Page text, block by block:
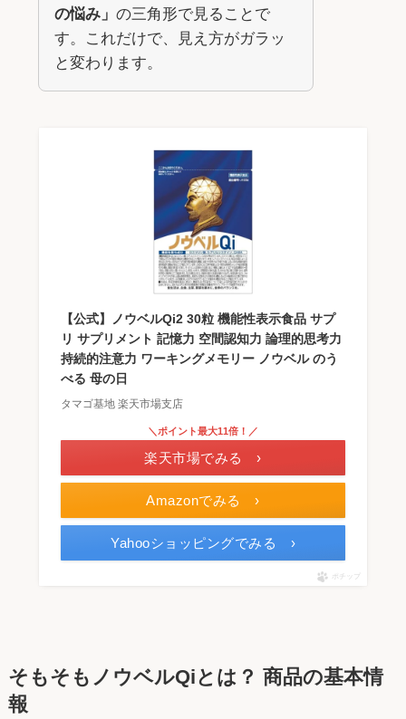
の悩み」 の三角形で見ることで
す。これだけで、見え方がガラッ
と変わります。
【公式】ノウベルQi2 30粒 機能性表示食品 サプ
リ サプリメント 記憶力 空間認知力 論理的思考力
持続的注意力 ワーキングメモリー ノウベル のう
べる 母の日
タマゴ基地 楽天市場支店
Amazonでみる ›
＼ポイント最大11倍！／
楽天市場でみる ›
Yahooショッピングでみる ›
ポチップ
そもそもノウベルQiとは？ 商品の基本情
報